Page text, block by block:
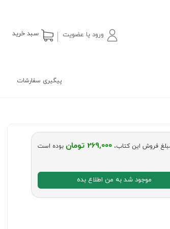
ورود یا عضویت سبد خرید
پیگیری سفارشات
فروش این کتاب، 269,000 تومان بوده است
موجود شد به من اطلاع بده